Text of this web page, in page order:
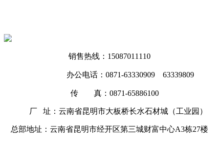
销售热线：15087011110
办公电话：0871-63330909 63339809
传 真：0871-65886100
厂 址：云南省昆明市大板桥长水石材城（工业园）
总部地址：云南省昆明市经开区第三城财富中心A3栋27楼